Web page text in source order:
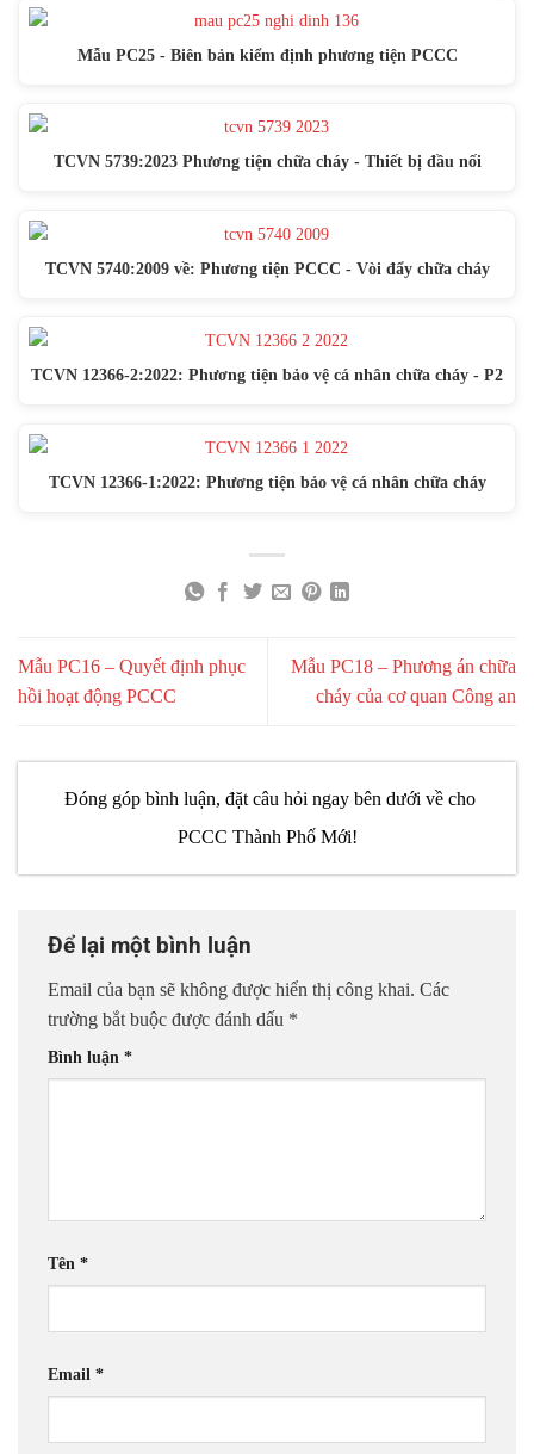
Mẫu PC25 - Biên bản kiểm định phương tiện PCCC
TCVN 5739:2023 Phương tiện chữa cháy - Thiết bị đầu nối
TCVN 5740:2009 về: Phương tiện PCCC - Vòi đẩy chữa cháy
TCVN 12366-2:2022: Phương tiện bảo vệ cá nhân chữa cháy - P2
TCVN 12366-1:2022: Phương tiện bảo vệ cá nhân chữa cháy
Mẫu PC16 – Quyết định phục
hồi hoạt động PCCC
Mẫu PC18 – Phương án chữa
cháy của cơ quan Công an
Đóng góp bình luận, đặt câu hỏi ngay bên dưới về cho
PCCC Thành Phố Mới!
Để lại một bình luận
Email của bạn sẽ không được hiển thị công khai. Các
trường bắt buộc được đánh dấu *
Bình luận *
Tên *
Email *